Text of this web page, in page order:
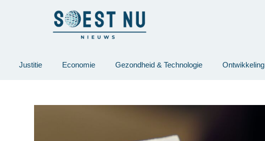
Justitie Economie Gezondheid & Technologie Ontwikkeling